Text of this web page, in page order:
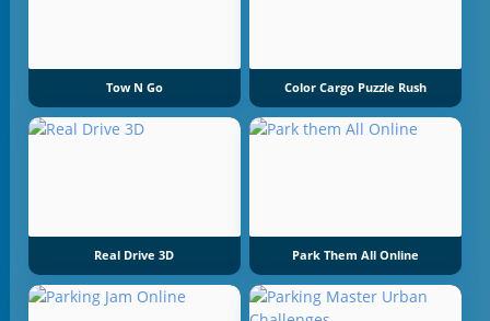
Tow N Go Color Cargo Puzzle Rush
Real Drive 3D Park Them All Online